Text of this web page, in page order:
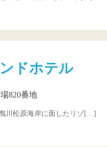
ドホテル
820番地
川松原海岸に面したリゾ[…]